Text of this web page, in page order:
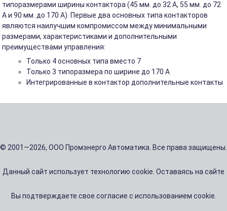
типоразмерами ширины контактора (45 мм. до 32 A, 55 мм. до 72
A и 90 мм. до 170 A). Первые два основных типа контакторов
являются наилучшим компромиссом между минимальными
размерами, характеристиками и дополнительными
преимуществами управления:
Только 4 основных типа вместо 7
Только 3 типоразмера по ширине до 170 A
Интегрированные в контактор дополнительные контакты
© 2001—2026, ООО Промэнерго Автоматика. Все права защищены.
Данный сайт использует технологию cookie. Оставаясь на сайте
Вы подтверждаете свое согласие с использованием cookie.